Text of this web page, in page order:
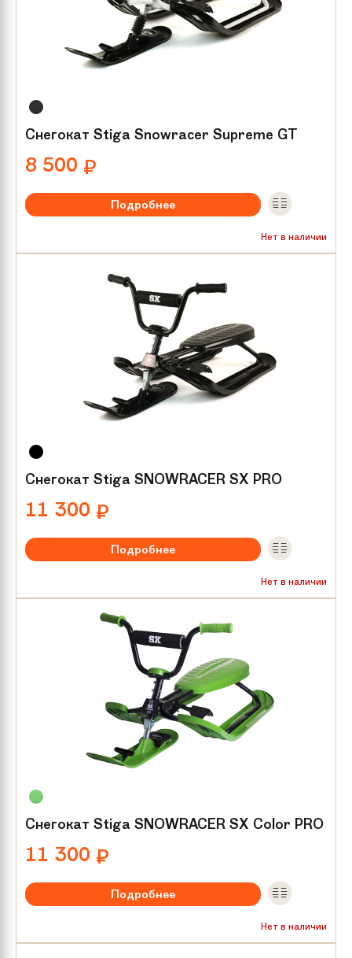
Снегокат Stiga Snowracer Supreme GT
8 500 ₽
Подробнее
Нет в наличии
Снегокат Stiga SNOWRACER SX PRO
11 300 ₽
Подробнее
Нет в наличии
Снегокат Stiga SNOWRACER SX Color PRO
11 300 ₽
Подробнее
Нет в наличии